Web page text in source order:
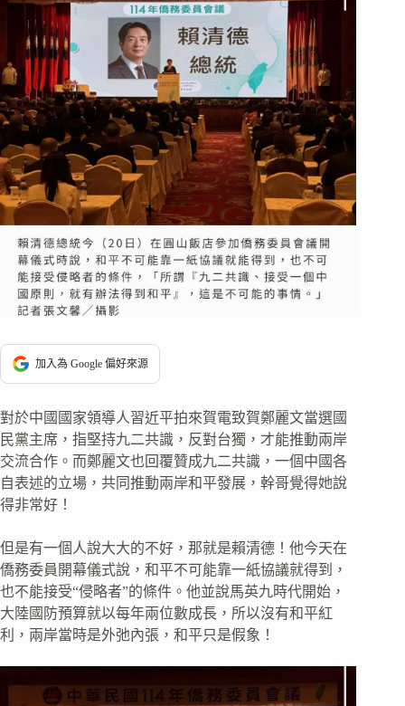
加入為 Google 偏好來源
對於中國國家領導人習近平拍來賀電致賀鄭麗文當選國
民黨主席，指堅持九二共識，反對台獨，才能推動兩岸
交流合作。而鄭麗文也回覆贊成九二共識，一個中國各
自表述的立場，共同推動兩岸和平發展，幹哥覺得她說
得非常好！
但是有一個人說大大的不好，那就是賴清德！他今天在
僑務委員開幕儀式說，和平不可能靠一紙協議就得到，
也不能接受“侵略者”的條件。他並說馬英九時代開始，
大陸國防預算就以每年兩位數成長，所以沒有和平紅
利，兩岸當時是外弛內張，和平只是假象！